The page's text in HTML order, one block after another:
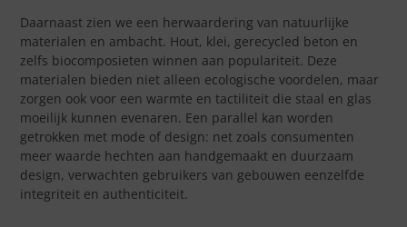
Daarnaast zien we een herwaardering van natuurlijke
materialen en ambacht. Hout, klei, gerecycled beton en
zelfs biocomposieten winnen aan populariteit. Deze
materialen bieden niet alleen ecologische voordelen, maar
zorgen ook voor een warmte en tactiliteit die staal en glas
moeilijk kunnen evenaren. Een parallel kan worden
getrokken met mode of design: net zoals consumenten
meer waarde hechten aan handgemaakt en duurzaam
design, verwachten gebruikers van gebouwen eenzelfde
integriteit en authenticiteit.